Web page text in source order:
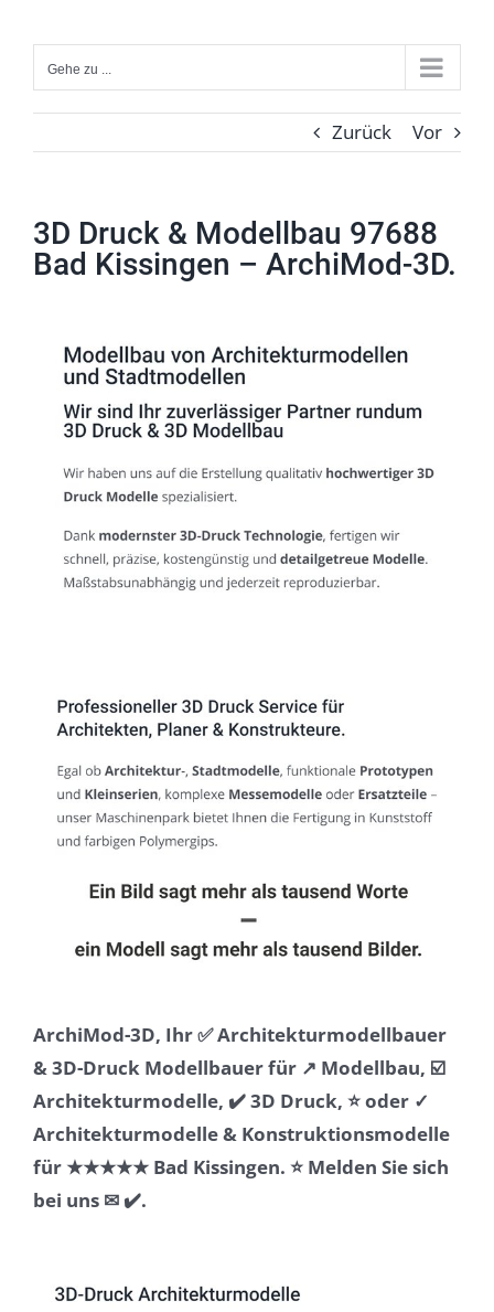
Inhalt
springenGehe zu ...
Zurück Vor
3D Druck & Modellbau 97688
Bad Kissingen – ArchiMod-3D.
ArchiMod-3D, Ihr ✅ Architekturmodellbauer
& 3D-Druck Modellbauer für ↗️ Modellbau, ☑️
Architekturmodelle, ✔️ 3D Druck, ⭐ oder ✓
Architekturmodelle & Konstruktionsmodelle
für ★★★★★ Bad Kissingen. ⭐ Melden Sie sich
bei uns ✉ ✔️.